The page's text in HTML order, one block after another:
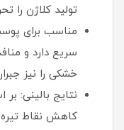
تولید کلاژن را
مناسب برای
سریع دارد و
خشکی را نیز
نتایج بالینی:
کاهش نقاط